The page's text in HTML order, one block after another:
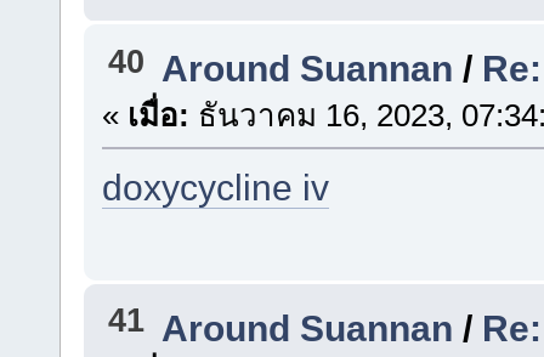
40 Around Suannan /
« เมื่อ: ธันวาคม 16, 2023,
doxycycline iv
41 Around Suannan /